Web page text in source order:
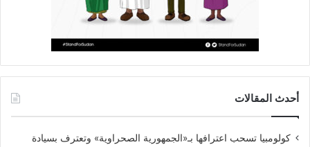
أحدث المقالات
كولومبيا تسحب اعترافها بـ«الجمهورية الصحراوية» وتعترف بسيادة